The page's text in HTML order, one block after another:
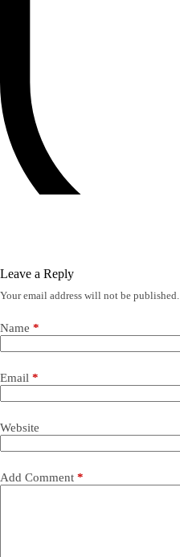
Leave a Reply
Your email address will not be published.
Name *
Email *
Website
Add Comment *